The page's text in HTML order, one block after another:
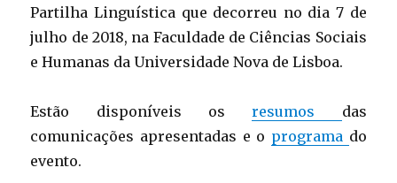
Partilha Linguística que decorreu no dia 7 de
julho de 2018, na Faculdade de Ciências Sociais
e Humanas da Universidade Nova de Lisboa.
Estão disponíveis osresumos das
comunicações apresentadas e o programa do
evento.